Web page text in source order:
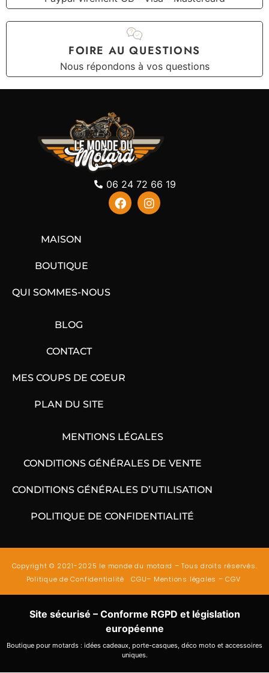
FOIRE AU QUESTIONS
Nous répondons à vos questions
06 24 72 66 19
MAISON
BOUTIQUE
QUI SOMMES-NOUS
BLOG
CONTACT
MES COUPS DE COEUR
PLAN DU SITE
MENTIONS LÉGALES
CONDITIONS GÉNÉRALES DE VENTE
CONDITIONS GÉNÉRALES D’UTILISATION
POLITIQUE DE CONFIDENTIALITÉ
Copyright © 2021-2025 le monde du motard – Tous droits réservés.
Politique de Confidentialité
CGU– Mentions légales –CGV
Site sécurisé – Conforme RGPD et législation
européenne
Boutique pour motards : idées cadeaux, porte-casques, déco moto et accessoires
uniques.